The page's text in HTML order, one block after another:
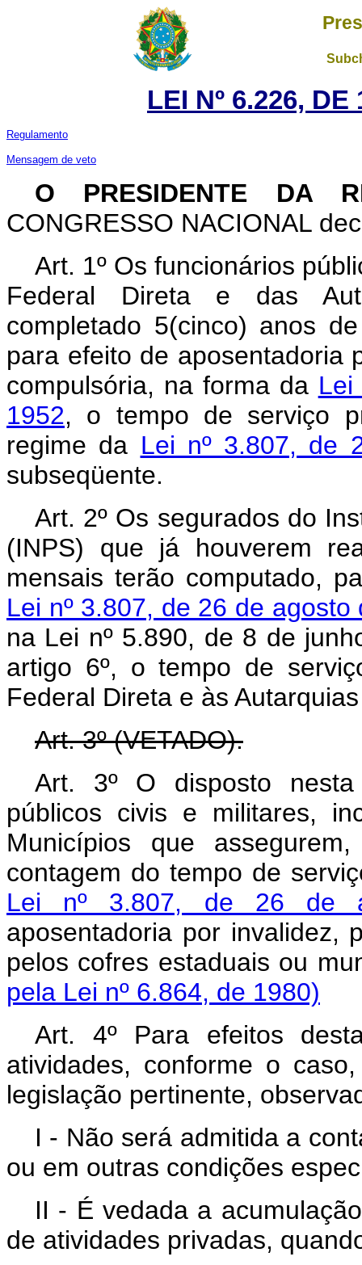
LEI Nº 6.226,
Regulamento
Mensagem de veto
O PRESIDENTE DA
CONGRESSO NACIONAL
Art. 1º Os funcionários
Federal Direta e das
completado 5(cinco) anos
para efeito de aposentadoria
compulsória, na forma da Lei
1952, o tempo de serviço
regime da Lei nº 3.807, de
subseqüente.
Art. 2º Os segurados do
(INPS) que já houverem
mensais terão computado,
Lei nº 3.807, de 26 de agosto
na Lei nº 5.890, de 8 de
artigo 6º, o tempo de
Federal Direta e às
Art. 3º (VETADO).
Art. 3º O disposto
públicos civis e militares,
Municípios que
contagem do tempo de
Lei nº 3.807, de 26 de
aposentadoria por invalidez,
pelos cofres
pela Lei nº 6.864, de 1980)
Art. 4º Para efeitos
atividades, conforme o
legislação pertinente,
I - Não será admitida a
ou em outras condições
II - É vedada a
de atividades privadas,